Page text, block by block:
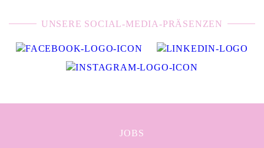
UNSERE SOCIAL-MEDIA-PRÄSENZEN
JOBS